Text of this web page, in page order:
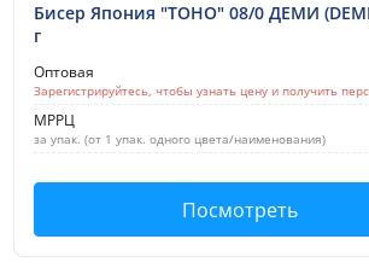
Бисер Япония "TOHO" 08/0 ДЕМИ
г
Оптовая
Зарегистрируйтесь, чтобы узнать цену и получить
МРРЦ
за упак. (от 1 упак. одного цвета/наименования)
Посмотреть